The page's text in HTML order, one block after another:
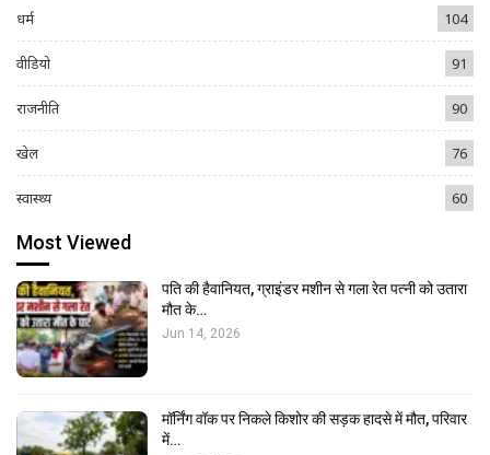
धर्म 104
वीडियो 91
राजनीति 90
खेल 76
स्वास्थ्य 60
Most Viewed
पति की हैवानियत, ग्राइंडर मशीन से गला रेत पत्नी को उतारा
मौत के…
Jun 14, 2026
मॉर्निंग वॉक पर निकले किशोर की सड़क हादसे में मौत, परिवार
में…